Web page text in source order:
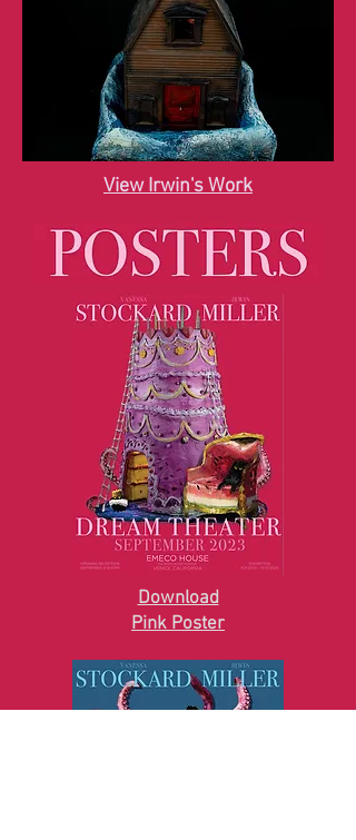
View Irwin's Work
Download
Pink Poster